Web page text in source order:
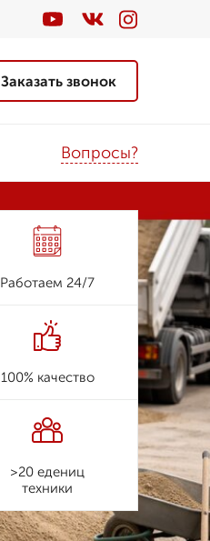
Заказать звонок
Вопросы?
Работаем 24/7
100% качество
>20 едениц
техники